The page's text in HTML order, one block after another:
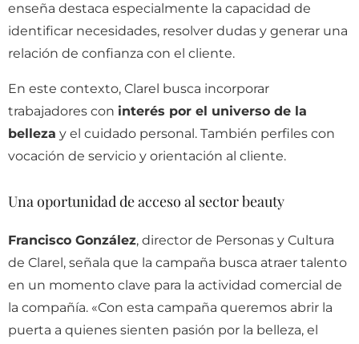
enseña destaca especialmente la capacidad de
identificar necesidades, resolver dudas y generar una
relación de confianza con el cliente.
En este contexto, Clarel busca incorporar
trabajadores con interés por el universo de la
belleza y el cuidado personal. También perfiles con
vocación de servicio y orientación al cliente.
Una oportunidad de acceso al sector beauty
Francisco González, director de Personas y Cultura
de Clarel, señala que la campaña busca atraer talento
en un momento clave para la actividad comercial de
la compañía. «Con esta campaña queremos abrir la
puerta a quienes sienten pasión por la belleza, el